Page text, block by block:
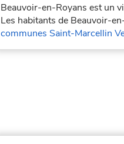
Beauvoir-en-Royans est un
Les habitants de Beauvoir-
communes Saint-Marcellin